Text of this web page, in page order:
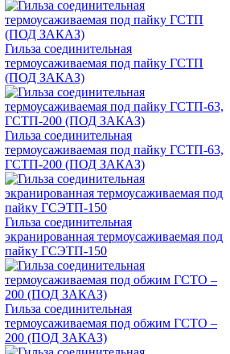
Гильза соединительная
термоусаживаемая под пайку ГСТП
(ПОД ЗАКАЗ)
Гильза соединительная
термоусаживаемая под пайку ГСТП-63,
ГСТП-200 (ПОД ЗАКАЗ)
Гильза соединительная
экранированная термоусаживаемая под
пайку ГСЭТП-150
Гильза соединительная
термоусаживаемая под обжим ГСТО –
200 (ПОД ЗАКАЗ)